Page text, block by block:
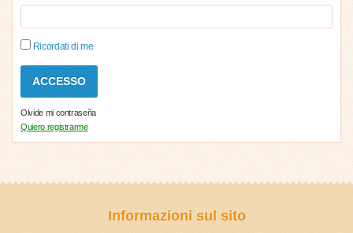
Ricordati di me
Olvide mi contraseña
Quiero registrarme
Informazioni sul sito